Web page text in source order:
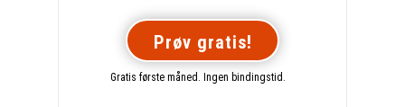
Prøv gratis!
Gratis første måned. Ingen bindingstid.